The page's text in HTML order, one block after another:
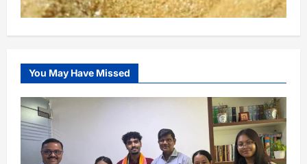
You May Have Missed